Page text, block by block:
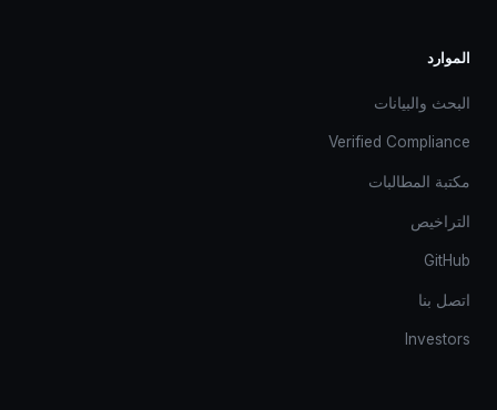
الموارد
البحث والبيانات
Verified Compliance
مكتبة المطالبات
التراخيص
GitHub
اتصل بنا
Investors